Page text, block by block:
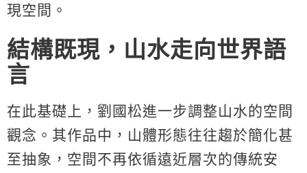
現空間。
結構既現，山水走向世界語
言
在此基礎上，劉國松進一步調整山水的空間
觀念。其作品中，山體形態往往趨於簡化甚
至抽象，空間不再依循遠近層次的傳統安